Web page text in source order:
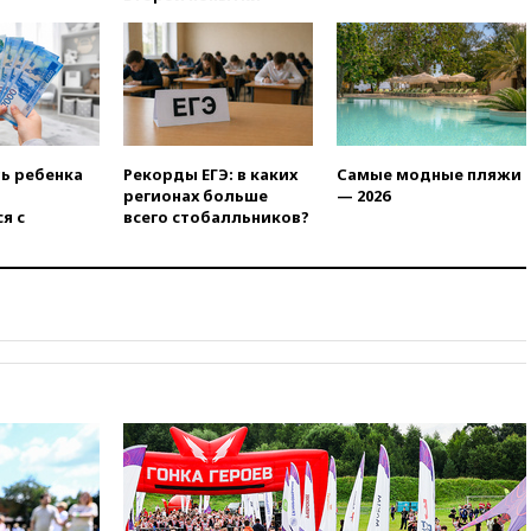
атаке FPV-дрона в
Белгородской области
20:30
Лидию Невзорову
заочно арестовали по делу о
финансировании
экстремизма
20:20
Суд США постановил
остановить строительство
бального зала в Белом доме
20:15Сенат США одобрил
20:00СК возбудил дело
против журналистки Катерины
19:45ISU предоставил
нейтральный статус
фигуристкам Валиевой и
Трусовой
ребенка
с
Рекорды ЕГЭ: в каких
регионах больше
всего стобалльников?
Самые модные пляжи
— 2026